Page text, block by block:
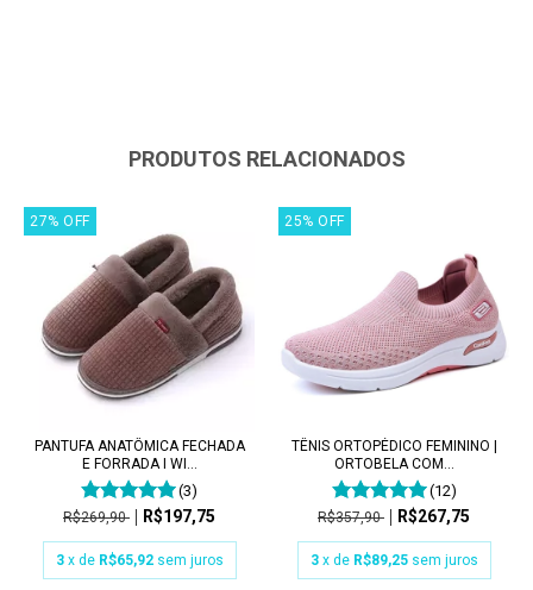
PRODUTOS RELACIONADOS
27% OFF
PANTUFA ANATÔMICA FECHADA
E FORRADA I WI...
(3)
R$269,90 R$197,75
3 x de R$65,92 sem juros
25% OFF
TÊNIS ORTOPÉDICO FEMININO |
ORTOBELA COM...
(12)
R$357,90 R$267,75
3 x de R$89,25 sem juros